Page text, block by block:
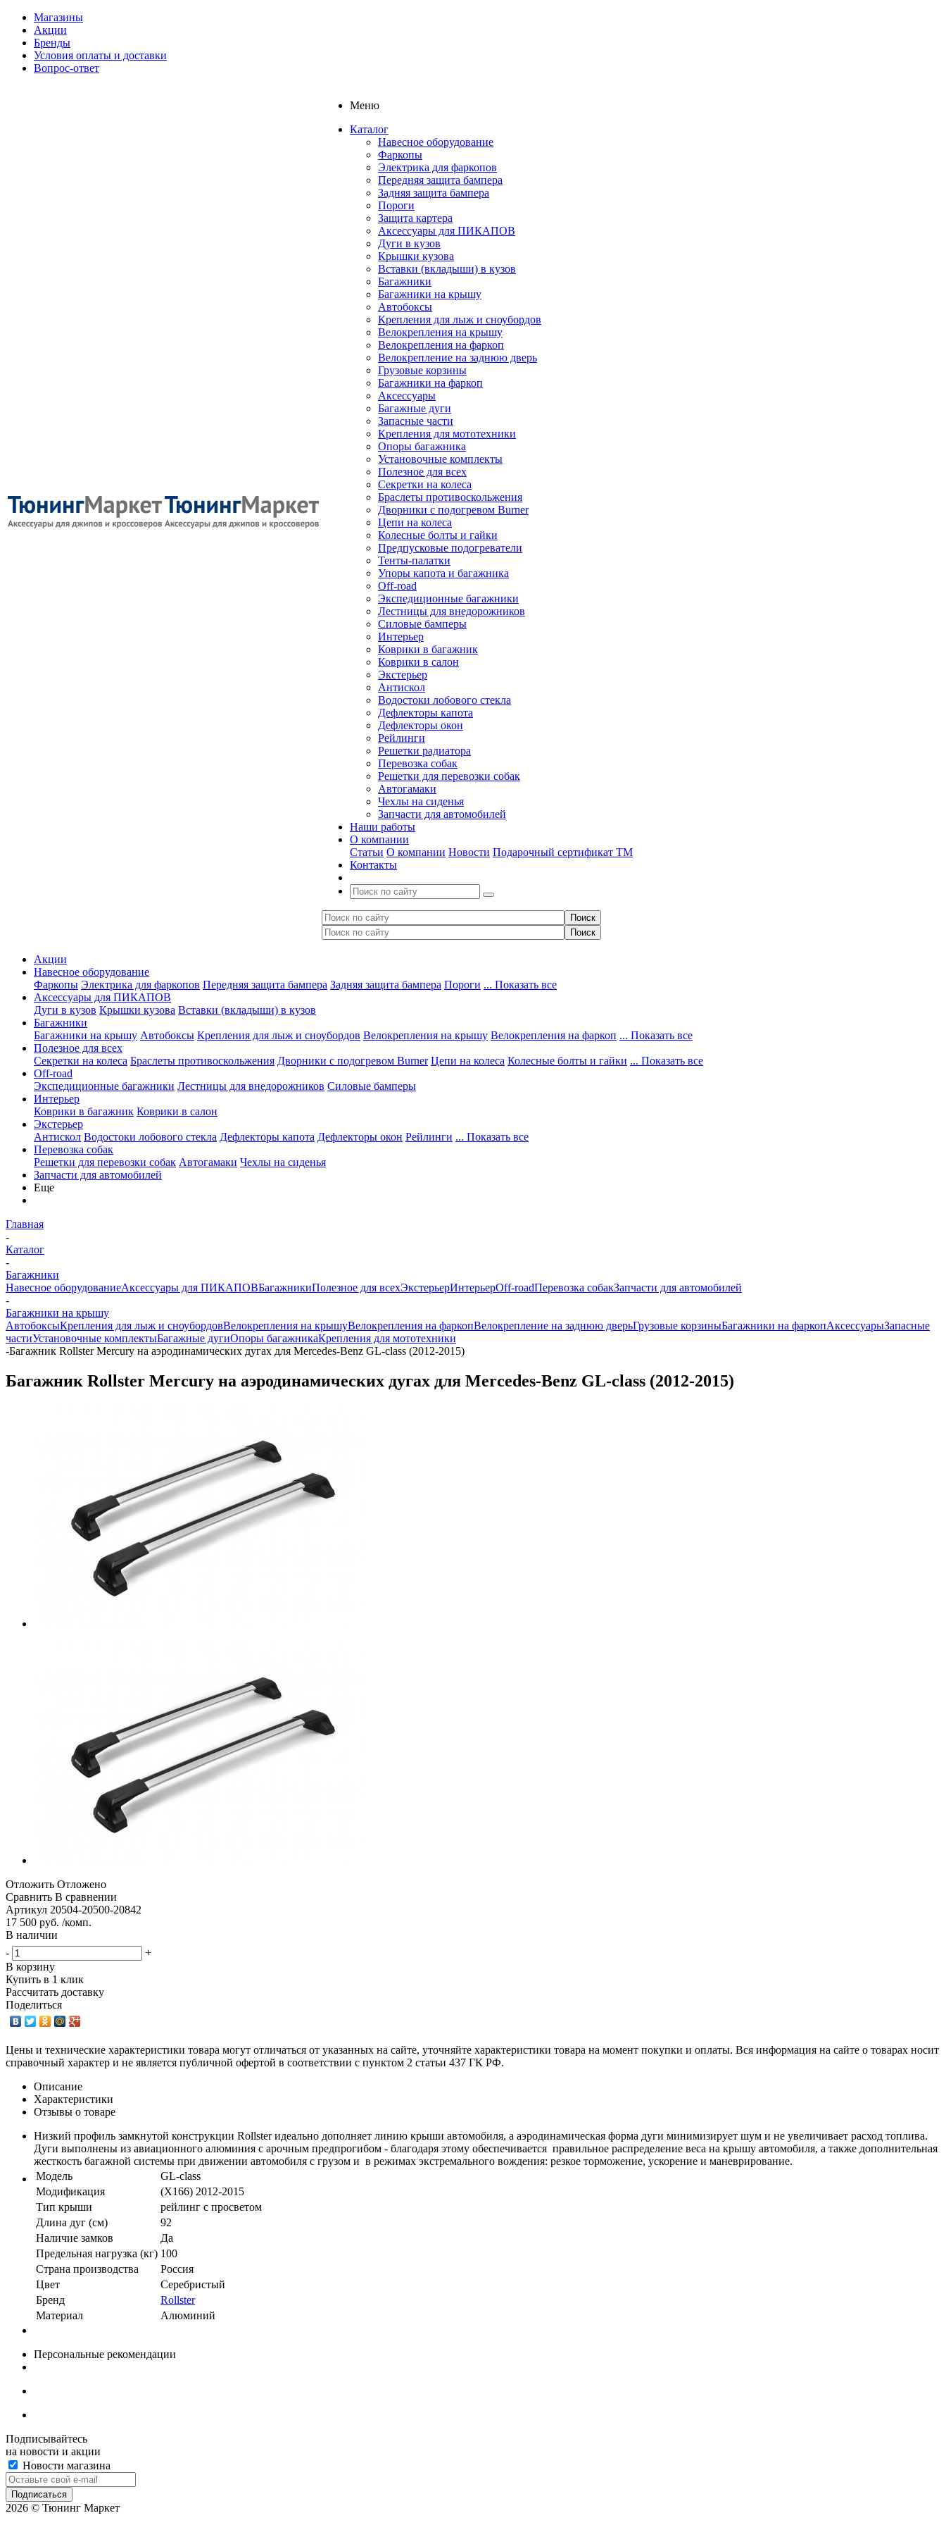
Магазины
Акции
Бренды
Условия оплаты и доставки
Вопрос-ответ
Меню
Каталог
Навесное оборудование
Фаркопы
Электрика для фаркопов
Передняя защита бампера
Задняя защита бампера
Пороги
Защита картера
Аксессуары для ПИКАПОВ
Дуги в кузов
Крышки кузова
Вставки (вкладыши) в кузов
Багажники
Багажники на крышу
Автобоксы
Крепления для лыж и сноубордов
Велокрепления на крышу
Велокрепления на фаркоп
Велокрепление на заднюю дверь
Грузовые корзины
Багажники на фаркоп
Аксессуары
Багажные дуги
Запасные части
Крепления для мототехники
Опоры багажника
Установочные комплекты
Полезное для всех
Секретки на колеса
Браслеты противоскольжения
Дворники с подогревом Burner
Цепи на колеса
Колесные болты и гайки
Предпусковые подогреватели
Тенты-палатки
Упоры капота и багажника
Off-road
Экспедиционные багажники
Лестницы для внедорожников
Силовые бамперы
Интерьер
Коврики в багажник
Коврики в салон
Экстерьер
Антискол
Водостоки лобового стекла
Дефлекторы капота
Дефлекторы окон
Рейлинги
Решетки радиатора
Перевозка собак
Решетки для перевозки собак
Автогамаки
Чехлы на сиденья
Запчасти для автомобилей
Наши работы
О компании
Статьи О компании Новости Подарочный сертификат ТМ
Контакты
Акции
Навесное оборудование
Фаркопы Электрика для фаркопов Передняя защита бампера Задняя защита бампера Пороги ... Показать все
Аксессуары для ПИКАПОВ
Дуги в кузов Крышки кузова Вставки (вкладыши) в кузов
Багажники
Багажники на крышу Автобоксы Крепления для лыж и сноубордов Велокрепления на крышу Велокрепления на фаркоп ... Показать все
Полезное для всех
Секретки на колеса Браслеты противоскольжения Дворники с подогревом Burner Цепи на колеса Колесные болты и гайки ... Показать все
Off-road
Экспедиционные багажники Лестницы для внедорожников Силовые бамперы
Интерьер
Коврики в багажник Коврики в салон
Экстерьер
Антискол Водостоки лобового стекла Дефлекторы капота Дефлекторы окон Рейлинги ... Показать все
Перевозка собак
Решетки для перевозки собак Автогамаки Чехлы на сиденья
Запчасти для автомобилей
Еще
Главная
-
Каталог
-
Багажники
Навесное оборудованиеАксессуары для ПИКАПОВБагажникиПолезное для всехЭкстерьерИнтерьерOff-roadПеревозка собакЗапчасти для автомобилей
-
Багажники на крышу
АвтобоксыКрепления для лыж и сноубордовВелокрепления на крышуВелокрепления на фаркопВелокрепление на заднюю дверьГрузовые корзиныБагажники на фаркопАксессуарыЗапасные
частиУстановочные комплектыБагажные дугиОпоры багажникаКрепления для мототехники
-Багажник Rollster Mercury на аэродинамических дугах для Mercedes-Benz GL-class (2012-2015)
Багажник Rollster Mercury на аэродинамических дугах для Mercedes-Benz GL-class (2012-2015)
Отложить Отложено
Сравнить В сравнении
Артикул 20504-20500-20842
17 500 руб. /комп.
В наличии
-
+
В корзину
Купить в 1 клик
Рассчитать доставку
Поделиться
Цены и технические характеристики товара могут отличаться от указанных на сайте, уточняйте характеристики товара на момент покупки и оплаты. Вся информация на сайте о товарах носит
справочный характер и не является публичной офертой в соответствии с пунктом 2 статьи 437 ГК РФ.
Описание
Характеристики
Отзывы о товаре
Низкий профиль замкнутой конструкции Rollster идеально дополняет линию крыши автомобиля, а аэродинамическая форма дуги минимизирует шум и не увеличивает расход топлива.
Дуги выполнены из авиационного алюминия с арочным предпрогибом - благодаря этому обеспечивается правильное распределение веса на крышу автомобиля, а также дополнительная
жесткость багажной системы при движении автомобиля с грузом и в режимах экстремального вождения: резкое торможение, ускорение и маневрирование.
Модель
GL-class
Модификация
(X166) 2012-2015
Тип крыши
рейлинг с просветом
Длина дуг (см)
92
Наличие замков
Да
Предельная нагрузка (кг) 100
Страна производства
Россия
Цвет
Серебристый
Бренд
Rollster
Материал
Алюминий
Персональные рекомендации
Подписывайтесь
на новости и акции
Новости магазина
2026 © Тюнинг Маркет